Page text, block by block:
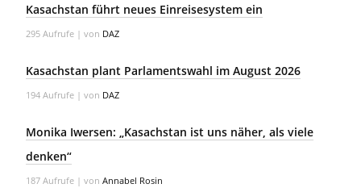
Kasachstan führt neues Einreisesystem ein
295 Aufrufe | von DAZ
Kasachstan plant Parlamentswahl im August 2026
194 Aufrufe | von DAZ
Monika Iwersen: „Kasachstan ist uns näher, als viele
denken“
187 Aufrufe | von Annabel Rosin